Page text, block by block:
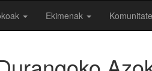
Ekimenak